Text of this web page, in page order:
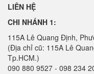
LIÊN HỆ
CHI NHÁNH 1:
115A Lê Quang Định,
(Địa chỉ cũ: 115A Lê
Tp.HCM.)
090 880 9527 - 098 234